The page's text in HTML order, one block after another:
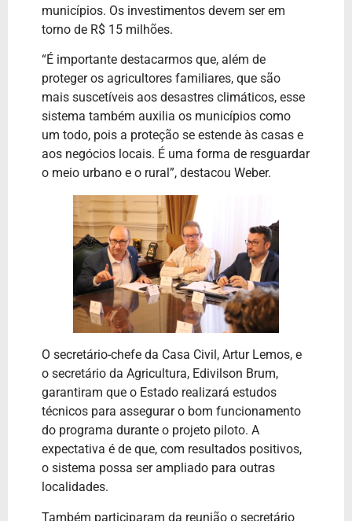
municípios. Os investimentos devem ser em
torno de R$ 15 milhões.
“É importante destacarmos que, além de
proteger os agricultores familiares, que são
mais suscetíveis aos desastres climáticos, esse
sistema também auxilia os municípios como
um todo, pois a proteção se estende às casas e
aos negócios locais. É uma forma de resguardar
o meio urbano e o rural”, destacou Weber.
O secretário-chefe da Casa Civil, Artur Lemos, e
o secretário da Agricultura, Edivilson Brum,
garantiram que o Estado realizará estudos
técnicos para assegurar o bom funcionamento
do programa durante o projeto piloto. A
expectativa é de que, com resultados positivos,
o sistema possa ser ampliado para outras
localidades.
Também participaram da reunião o secretário